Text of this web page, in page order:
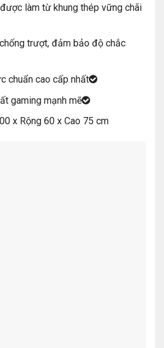
làm từ khung thép vững chãi
trượt, đảm bảo độ chắc
chuẩn cao cấp nhất
gaming mạnh mẽ
x Rộng 60 x Cao 75 cm